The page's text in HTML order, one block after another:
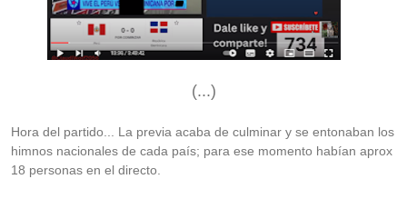
(...)
Hora del partido... La previa acaba de culminar y se entonaban los
himnos nacionales de cada país; para ese momento habían aprox
18 personas en el directo.